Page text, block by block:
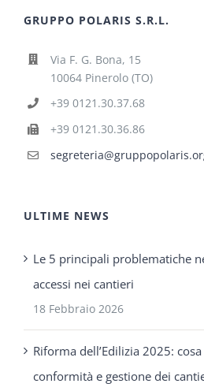
GRUPPO POLARIS S.R.L.
Via F. G. Bona, 15
10064 Pinerolo (TO)
+39 0121.30.37.68
+39 0121.30.36.86
ULTIME NEWS
Le 5 principali problematiche
accessi nei cantieri
18 Febbraio 2026
Riforma dell’Edilizia 2025:
conformità e gestione dei